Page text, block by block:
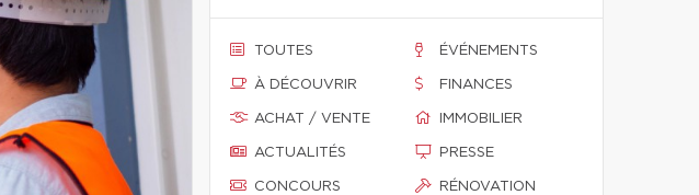
TOUTES
À DÉCOUVRIR
ACHAT / VENTE
ACTUALITÉS
CONCOURS
ÉVÉNEMENTS
FINANCES
IMMOBILIER
PRESSE
RÉNOVATION